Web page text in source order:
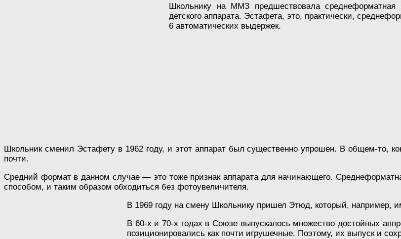
Школьнику на ММЗ предшествовала среднеформатная
детского аппарата. Эстафета, это, практически,
6 автоматических выдержек.
Школьник сменил Эстафету в 1962 году, и этот аппарат был существенно упрошен. В общем-то,
почти.
Средний формат в данном случае — это тоже признак аппарата для начинающего.
способом, и таким образом обходиться без фотоувеличителя.
В 1969 году на смену Школьнику пришел Этюд, который, например,
В 60-х и 70-х годах в Союзе выпускалось множество достойных
позиционировались как почти игрушечные. Поэтому, их выпуск и